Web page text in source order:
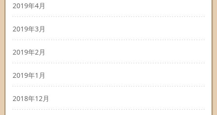
2019年4月
2019年3月
2019年2月
2019年1月
2018年12月